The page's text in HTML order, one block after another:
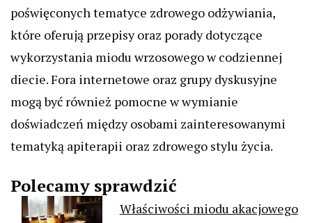
poświęconych tematyce zdrowego odżywiania,
które oferują przepisy oraz porady dotyczące
wykorzystania miodu wrzosowego w codziennej
diecie. Fora internetowe oraz grupy dyskusyjne
mogą być również pomocne w wymianie
doświadczeń między osobami zainteresowanymi
tematyką apiterapii oraz zdrowego stylu życia.
Polecamy sprawdzić
Właściwości miodu akacjowego